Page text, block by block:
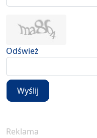
Odśwież
Wyślij
Reklama